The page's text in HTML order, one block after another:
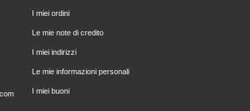
I miei ordini
Le mie note di credito
I miei indirizzi
Le mie informazioni personali
I miei buoni